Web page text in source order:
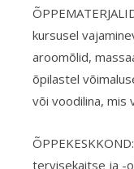
kursusel
aroomõlid,
õpilastel
või voodilina, mis
tervisekaitse ja -